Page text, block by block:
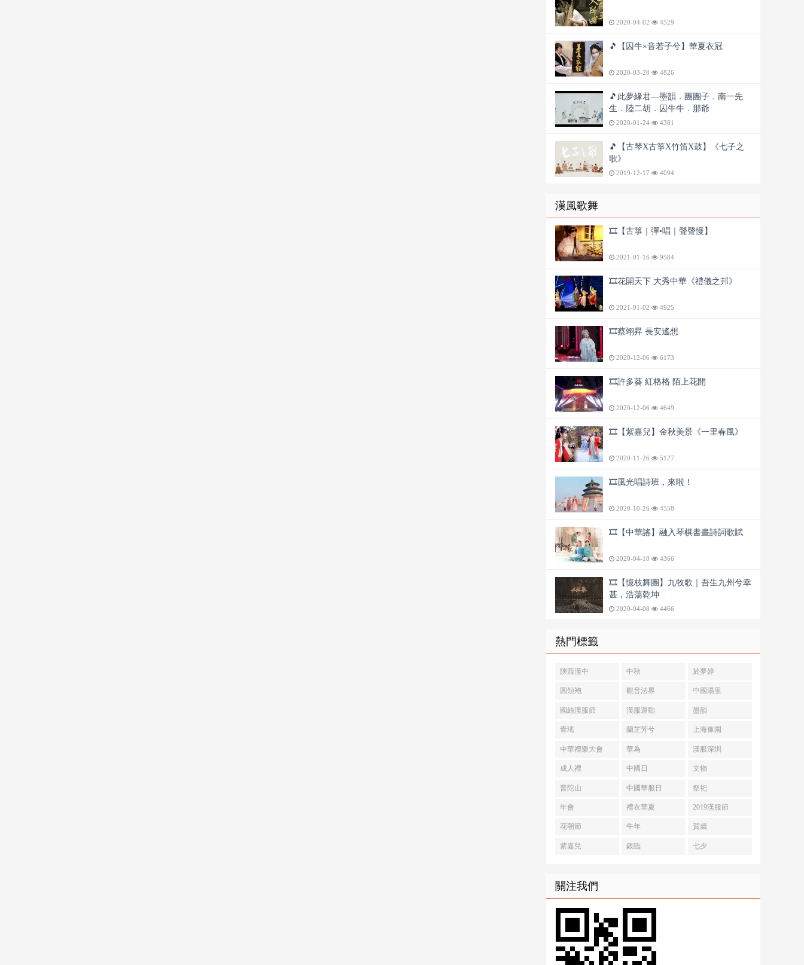
2020-04-02 4529
🎵【囚牛×音若子兮】華夏衣冠
2020-03-28 4826
🎵此夢緣君—墨韻．團團子．南一先
生．陸二胡．囚牛牛．那爺
2020-01-24 4381
🎵【古琴X古箏X竹笛X鼓】《七子之
歌》
2019-12-17 4094
漢風歌舞
🎞️【古箏｜彈•唱｜聲聲慢】
2021-01-16 9584
🎞️花開天下 大秀中華《禮儀之邦》
2021-01-02 4925
🎞️蔡翊昇 長安遙想
2020-12-06 6173
🎞️許多葵 紅格格 陌上花開
2020-12-06 4649
🎞️【紫嘉兒】金秋美景《一里春風》
2020-11-26 5127
🎞️風光唱詩班，來啦！
2020-10-26 4558
🎞️【中華謠】融入琴棋書畫詩詞歌賦
2020-04-10 4366
🎞️【憶枝舞團】九牧歌｜吾生九州兮幸
甚，浩蕩乾坤
2020-04-08 4466
熱門標籤
陝西漢中 中秋 於夢婷
圓領袍 觀音法界 中國湯里
國絲漢服節 漢服運動 墨韻
青瑤 蘭芷芳兮 上海豫園
中華禮樂大會 華為 漢服深圳
成人禮 中國日 文物
普陀山 中國華服日 祭祀
年會 禮衣華夏 2019漢服節
花朝節 牛年 賀歲
紫嘉兒 銀臨 七夕
關注我們